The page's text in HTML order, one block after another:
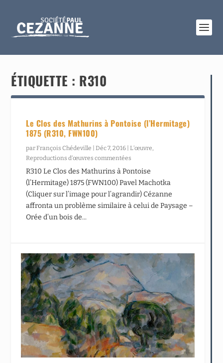
ÉTIQUETTE : R310
Le Clos des Mathurins à Pontoise (l’Hermitage)
1875 (R310, FWN100)
parFrançois Chédeville |Déc 7, 2016 |L’œuvre,
Reproductions d’œuvres commentées
R310 Le Clos des Mathurins à Pontoise
(l’Hermitage) 1875 (FWN100) Pavel Machotka
(Cliquer sur l’image pour l’agrandir) Cézanne
affronta un problème similaire à celui de Paysage –
Orée d’un bois de...